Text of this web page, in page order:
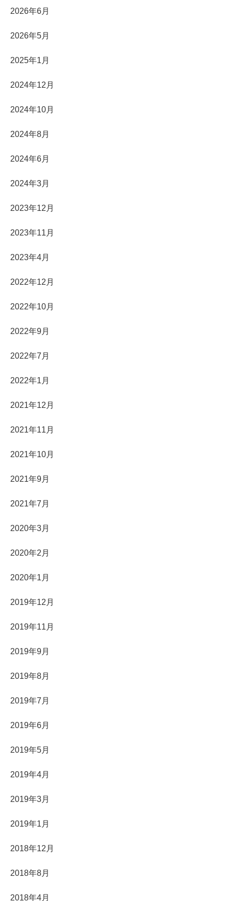
2026年6月
2026年5月
2025年1月
2024年12月
2024年10月
2024年8月
2024年6月
2024年3月
2023年12月
2023年11月
2023年4月
2022年12月
2022年10月
2022年9月
2022年7月
2022年1月
2021年12月
2021年11月
2021年10月
2021年9月
2021年7月
2020年3月
2020年2月
2020年1月
2019年12月
2019年11月
2019年9月
2019年8月
2019年7月
2019年6月
2019年5月
2019年4月
2019年3月
2019年1月
2018年12月
2018年8月
2018年4月